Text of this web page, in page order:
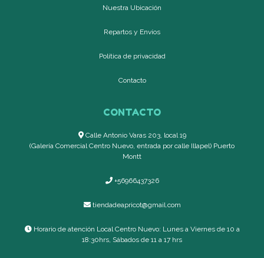
Nuestra Ubicación
Repartos y Envíos
Política de privacidad
Contacto
CONTACTO
Calle Antonio Varas 203, local 19
(Galería Comercial Centro Nuevo, entrada por calle Illapel) Puerto
Montt
+56966437326
tiendadeapricot@gmail.com
Horario de atención Local Centro Nuevo: Lunes a Viernes de 10 a
18:30hrs, Sábados de 11 a 17 hrs